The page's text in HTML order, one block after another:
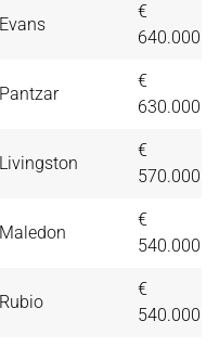
Evans
€
640.000
Pantzar
€
630.000
Livingston
€
570.000
Maledon
€
540.000
Rubio
€
540.000